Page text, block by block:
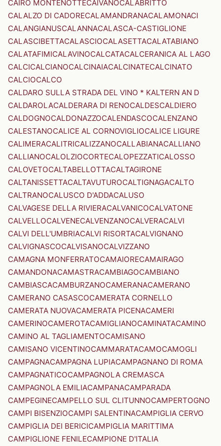
CAIRO MONTENOTTECAIVANOCALABRITTO
CALALZO DI CADORECALAMANDRANACALAMONACI
CALANGIANUSCALANNACALASCA-CASTIGLIONE
CALASCIBETTACALASCIOCALASETTACALATABIANO
CALATAFIMICALAVINOCALCATACALCERANICA AL LAGO
CALCICALCIANOCALCINAIACALCINATECALCINATO
CALCIOCALCO
CALDARO SULLA STRADA DEL VINO * KALTERN AN D
CALDAROLACALDERARA DI RENOCALDESCALDIERO
CALDOGNOCALDONAZZOCALENDASCOCALENZANO
CALESTANOCALICE AL CORNOVIGLIOCALICE LIGURE
CALIMERACALITRICALIZZANOCALLABIANACALLIANO
CALLIANOCALOLZIOCORTECALOPEZZATICALOSSO
CALOVETOCALTABELLOTTACALTAGIRONE
CALTANISSETTACALTAVUTUROCALTIGNAGACALTO
CALTRANOCALUSCO D'ADDACALUSO
CALVAGESE DELLA RIVIERACALVANICOCALVATONE
CALVELLOCALVENECALVENZANOCALVERACALVI
CALVI DELL'UMBRIACALVI RISORTACALVIGNANO
CALVIGNASCOCALVISANOCALVIZZANO
CAMAGNA MONFERRATOCAMAIORECAMAIRAGO
CAMANDONACAMASTRACAMBIAGOCAMBIANO
CAMBIASCACAMBURZANOCAMERANACAMERANO
CAMERANO CASASCOCAMERATA CORNELLO
CAMERATA NUOVACAMERATA PICENACAMERI
CAMERINOCAMEROTACAMIGLIANOCAMINATACAMINO
CAMINO AL TAGLIAMENTOCAMISANO
CAMISANO VICENTINOCAMMARATACAMOCAMOGLI
CAMPAGNACAMPAGNA LUPIACAMPAGNANO DI ROMA
CAMPAGNATICOCAMPAGNOLA CREMASCA
CAMPAGNOLA EMILIACAMPANACAMPARADA
CAMPEGINECAMPELLO SUL CLITUNNOCAMPERTOGNO
CAMPI BISENZIOCAMPI SALENTINACAMPIGLIA CERVO
CAMPIGLIA DEI BERICICAMPIGLIA MARITTIMA
CAMPIGLIONE FENILECAMPIONE D'ITALIA